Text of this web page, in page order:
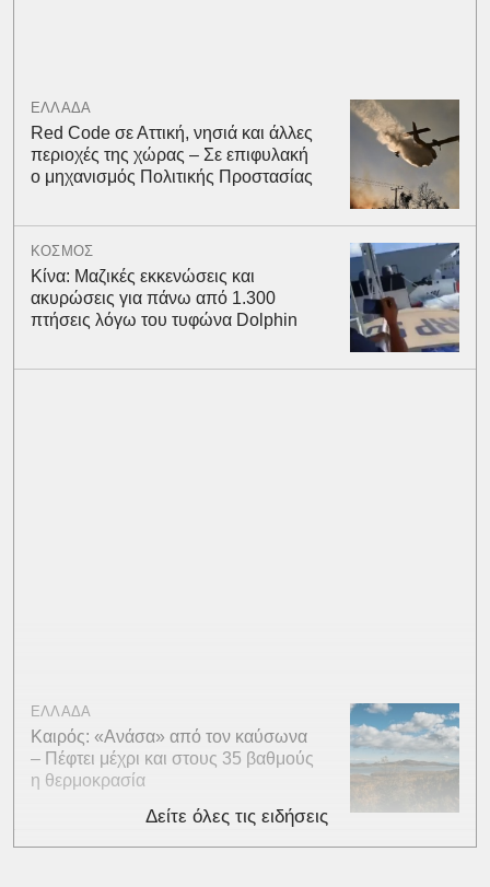
ΕΛΛΑΔΑ
Red Code σε Αττική, νησιά και άλλες
περιοχές της χώρας – Σε επιφυλακή
ο μηχανισμός Πολιτικής Προστασίας
ΚΟΣΜΟΣ
Κίνα: Μαζικές εκκενώσεις και
ακυρώσεις για πάνω από 1.300
πτήσεις λόγω του τυφώνα Dolphin
ΕΛΛΑΔΑ
Καιρός: «Ανάσα» από τον καύσωνα
– Πέφτει μέχρι και στους 35 βαθμούς
η θερμοκρασία
Δείτε όλες τις ειδήσεις